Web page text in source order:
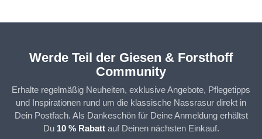
Werde Teil der Giesen & Forsthoff
Community
Erhalte regelmäßig Neuheiten, exklusive Angebote, Pflegetipps
und Inspirationen rund um die klassische Nassrasur direkt in
Dein Postfach. Als Dankeschön für Deine Anmeldung erhältst
Du 10 % Rabattauf Deinen nächsten Einkauf.